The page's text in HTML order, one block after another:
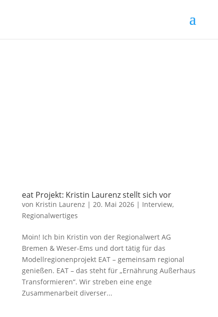
eat Projekt: Kristin Laurenz stellt sich vor
von Kristin Laurenz | 20. Mai 2026| Interview,
Regionalwertiges
Moin! Ich bin Kristin von der Regionalwert AG
Bremen & Weser-Ems und dort tätig für das
Modellregionenprojekt EAT – gemeinsam regional
genießen. EAT – das steht für „Ernährung Außerhaus
Transformieren“. Wir streben eine enge
Zusammenarbeit diverser...